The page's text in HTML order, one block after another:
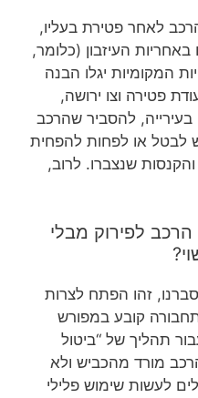
לאחר פטירת בעליו,
העיזבון (כלומר,
המקומיות יגלו הבנה
פטירה וצו ירושה,
להסביר שהרכב
לבטל או לפחות להפחית
שנצברו. לרוב,
לפירוק מבלי
זהו הפתח לצרות
קובע במפורש
תהליך של “ביטול
מורד מהכביש ולא
לעשות שימוש פלילי